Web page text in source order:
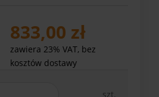
833,00 zł
zawiera 23% VAT, bez
kosztów dostawy
szt.